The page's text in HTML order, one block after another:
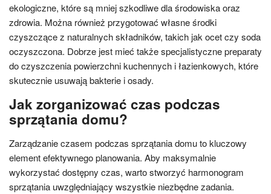
ekologiczne, które są mniej szkodliwe dla środowiska oraz
zdrowia. Można również przygotować własne środki
czyszczące z naturalnych składników, takich jak ocet czy soda
oczyszczona. Dobrze jest mieć także specjalistyczne preparaty
do czyszczenia powierzchni kuchennych i łazienkowych, które
skutecznie usuwają bakterie i osady.
Jak zorganizować czas podczas
sprzątania domu?
Zarządzanie czasem podczas sprzątania domu to kluczowy
element efektywnego planowania. Aby maksymalnie
wykorzystać dostępny czas, warto stworzyć harmonogram
sprzątania uwzględniający wszystkie niezbędne zadania.